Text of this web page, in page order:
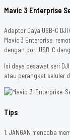
Mavic 3 Enterprise
Adaptor Daya USB-C
Mavic 3 Enterprise,
dengan port USB-C
Isi daya pesawat seri
atau perangkat seluler
Tips
1. JANGAN mencoba